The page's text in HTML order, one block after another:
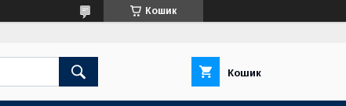
Кошик
Кошик